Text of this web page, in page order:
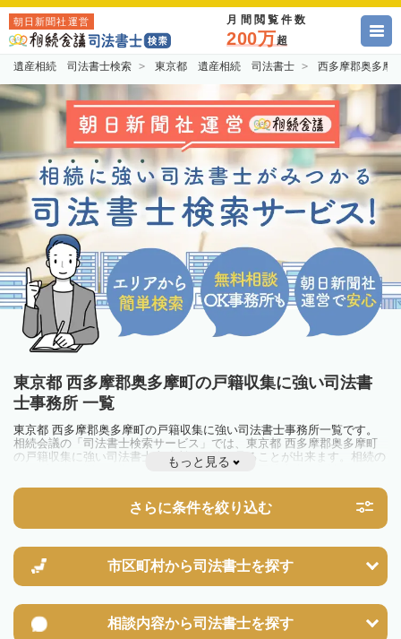
朝日新聞社運営 月間閲覧件数
200万超
遺産相続 司法書士検索 東京都 遺産相続 司法書士 西多摩郡奥多
東京都 西多摩郡奥多摩町の戸籍収集に強い司法書
士事務所 一覧
東京都 西多摩郡奥多摩町の戸籍収集に強い司法書士事務所一覧です。
相続会議の「司法書士検索サービス」では、東京都 西多摩郡奥多摩町
の戸籍収集に強い司法書士事務所を一覧で見ることが出来ます。相続の
トラブルやお悩みを抱えている方は一度近隣の司法書士に相談してみま
もっと見る
さらに条件を絞り込む
市区町村から司法書士を探す
相談内容から司法書士を探す